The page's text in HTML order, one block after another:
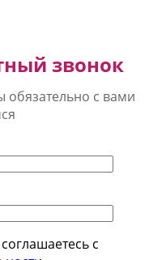
звонок
с вами
с